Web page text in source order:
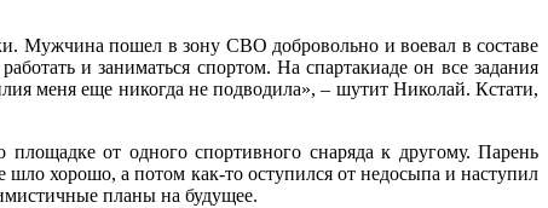
Мужчина пошел в зону СВО добровольно и воевал в составе
и заниматься спортом. На спартакиаде он все задания
меня еще никогда не подводила», – шутит Николай. Кстати,
от одного спортивного снаряда к другому. Парень
хорошо, а потом как-то оступился от недосыпа и наступил
планы на будущее.